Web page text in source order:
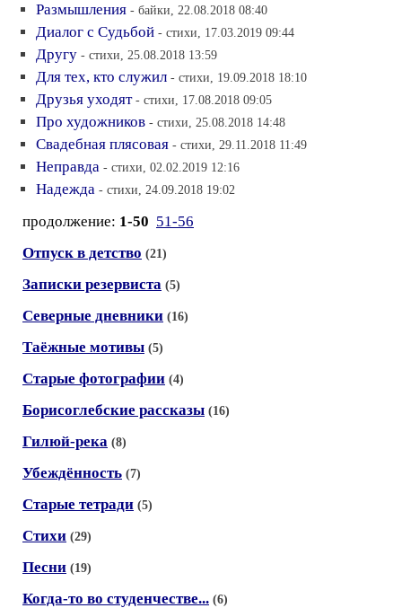
Размышления - байки, 22.08.2018 08:40
Диалог с Судьбой - стихи, 17.03.2019 09:44
Другу - стихи, 25.08.2018 13:59
Для тех, кто служил - стихи, 19.09.2018 18:10
Друзья уходят - стихи, 17.08.2018 09:05
Про художников - стихи, 25.08.2018 14:48
Свадебная плясовая - стихи, 29.11.2018 11:49
Неправда - стихи, 02.02.2019 12:16
Надежда - стихи, 24.09.2018 19:02
продолжение: 1-50 51-56
Отпуск в детство (21)
Записки резервиста (5)
Северные дневники (16)
Таёжные мотивы (5)
Старые фотографии (4)
Борисоглебские рассказы (16)
Гилюй-река (8)
Убеждённость (7)
Старые тетради (5)
Стихи (29)
Песни (19)
Когда-то во студенчестве... (6)